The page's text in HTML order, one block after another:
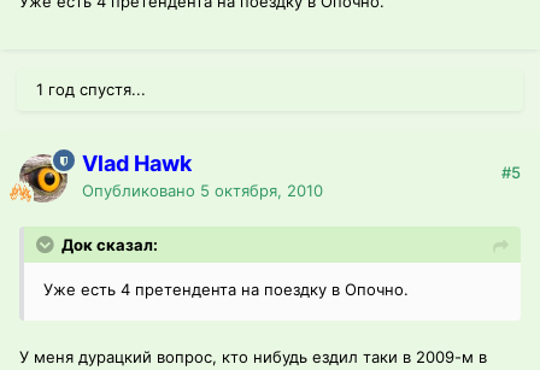
1 год спустя...
Vlad Hawk
Опубликовано 5 октября, 2010
#5
Док сказал:
Уже есть 4 претендента на поездку в Опочно.
У меня дурацкий вопрос, кто нибудь ездил таки в 2009-м в